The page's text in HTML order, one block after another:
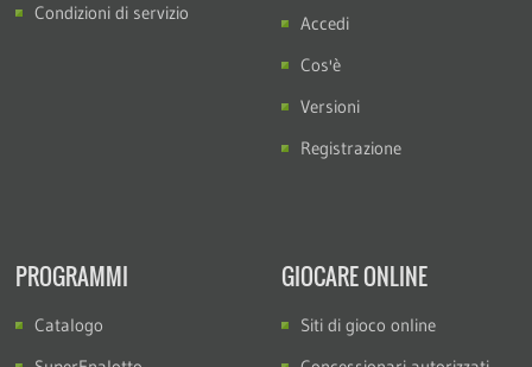
Condizioni di servizio
Accedi
Cos'è
Versioni
Registrazione
PROGRAMMI
Catalogo
GIOCARE ONLINE
Siti di gioco online